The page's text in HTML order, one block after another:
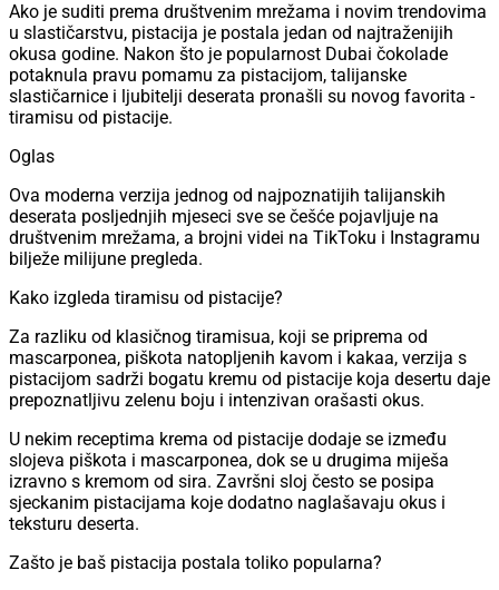
Ako je suditi prema društvenim mrežama i novim trendovima
u slastičarstvu, pistacija je postala jedan od najtraženijih
okusa godine. Nakon što je popularnost Dubai čokolade
potaknula pravu pomamu za pistacijom, talijanske
slastičarnice i ljubitelji deserata pronašli su novog favorita -
tiramisu od pistacije.
Oglas
Ova moderna verzija jednog od najpoznatijih talijanskih
deserata posljednjih mjeseci sve se češće pojavljuje na
društvenim mrežama, a brojni videi na TikToku i Instagramu
bilježe milijune pregleda.
Kako izgleda tiramisu od pistacije?
Za razliku od klasičnog tiramisua, koji se priprema od
mascarponea, piškota natopljenih kavom i kakaa, verzija s
pistacijom sadrži bogatu kremu od pistacije koja desertu daje
prepoznatljivu zelenu boju i intenzivan orašasti okus.
U nekim receptima krema od pistacije dodaje se između
slojeva piškota i mascarponea, dok se u drugima miješa
izravno s kremom od sira. Završni sloj često se posipa
sjeckanim pistacijama koje dodatno naglašavaju okus i
teksturu deserta.
Zašto je baš pistacija postala toliko popularna?